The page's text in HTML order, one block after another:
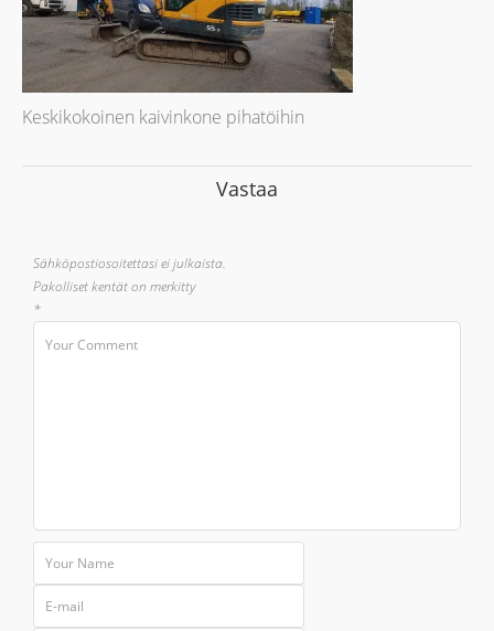
Keskikokoinen kaivinkone pihatöihin
Vastaa
Sähköpostiosoitettasi ei julkaista.
Pakolliset kentät on merkitty
*